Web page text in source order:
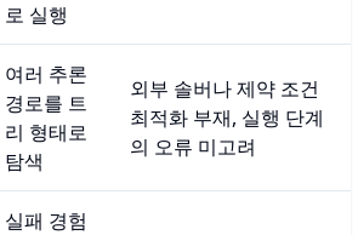
로 실행
여러 추론
경로를 트
리 형태로
탐색
외부 솔버나 제약 조건
최적화 부재, 실행 단계
의 오류 미고려
실패 경험